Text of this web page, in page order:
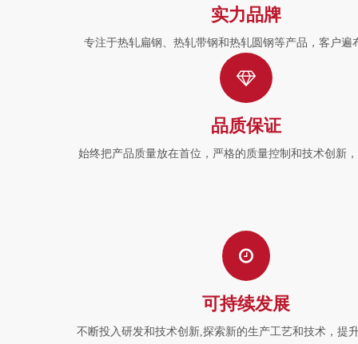
实力品牌
专注于热轧扁钢、热轧带钢和热轧圆钢等产品，客户遍
品质保证
始终把产品质量放在首位，严格的质量控制和技术创新
可持续发展
不断投入研发和技术创新,探索新的生产工艺和技术，提